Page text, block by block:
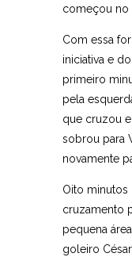
começou no
Com essa
iniciativa e
primeiro
pela
que cruzou
sobrou para
novamente
Oito minutos
cruzamento
pequena
goleiro